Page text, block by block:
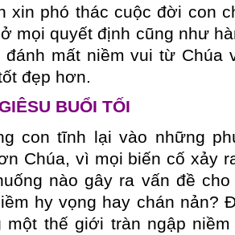
xin phó thác cuộc đời con
mọi quyết định cũng như
đánh mất niềm vui từ Chúa
đẹp hơn.
BUỔI TỐI
con tĩnh lại vào những
Chúa, vì mọi biến cố xảy
nào gây ra vấn đề
hy vọng hay chán nản?
một thế giới tràn ngập